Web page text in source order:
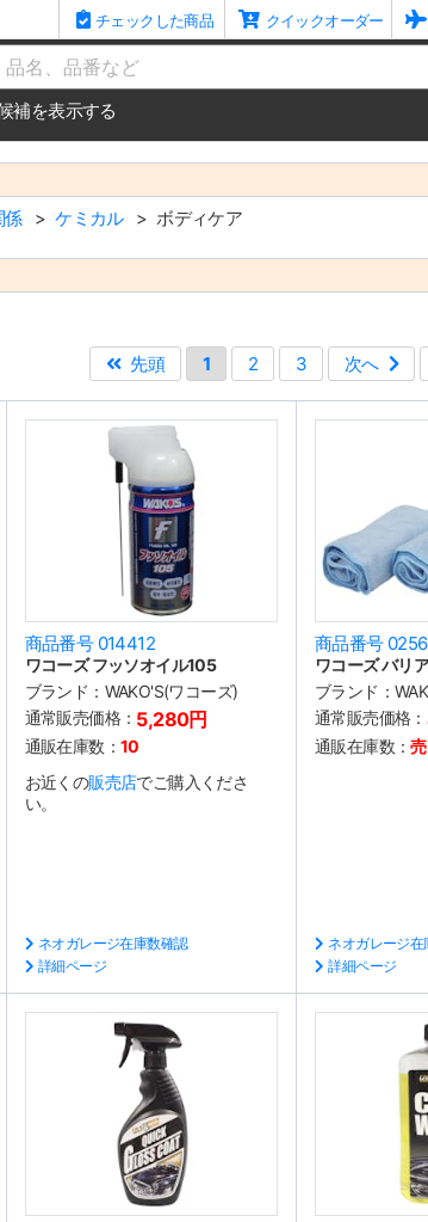
チェックした商品 クイックオーダー
補を表示する
係 ケミカル ボディケア
先頭
1 2 3 次へ
商品番号 014412
ワコーズ フッソオイル105
ブランド： WAKO'S(ワコーズ)
通常販売価格： 5,280円
通販在庫数： 10
お近くの販売店でご購入くださ
い。
ネオガレージ在庫数確認
詳細ページ
商品番号
ワコーズ バリ
ブランド：
通常販売価格：
通販在庫数：
ネオガレージ在
詳細ページ